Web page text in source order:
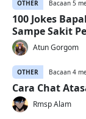
OTHER Bacaan 5
100 Jokes
Sampe Sakit
Atun Gorgom
OTHER Bacaan 4
Cara Chat
Rmsp Alam